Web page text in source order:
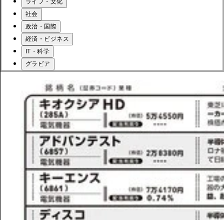
ライフ・文化
社会
政治・国際
経済・ビジネス
IT・科学
グラビア